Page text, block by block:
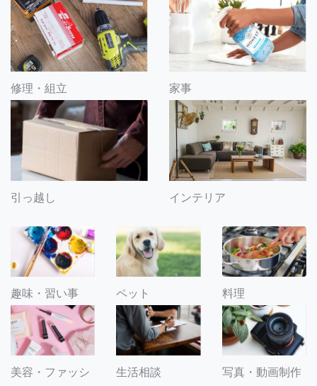
修理・組立 家事
引っ越し インテリア
趣味・習い事 ペット 料理
美容・ファッシ
生活相談 写真・動画制作